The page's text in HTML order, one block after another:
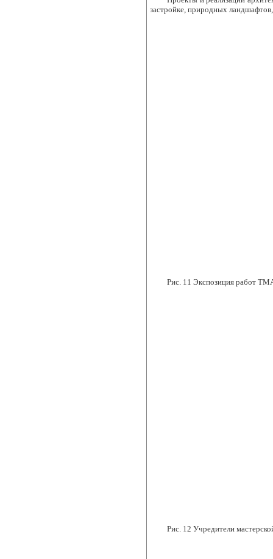
застройке, природных
Рис. 11Экспозиция работ
Рис. 12Учредители